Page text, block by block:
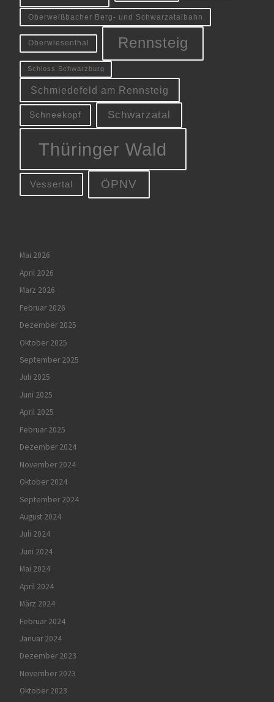
Oberweißbacher Berg- und Schwarzatalbahn
Oberwiesenthal Rennsteig
Schloss Schwarzburg
Schmiedefeld am Rennsteig
Schneekopf Schwarzatal
Thüringer Wald
Vessertal ÖPNV
Mai 2026
April 2026
März 2026
Februar 2026
Dezember 2025
Oktober 2025
September 2025
Juli 2025
Juni 2025
April 2025
Februar 2025
Dezember 2024
November 2024
Oktober 2024
September 2024
August 2024
Juli 2024
Juni 2024
Mai 2024
April 2024
März 2024
Februar 2024
Januar 2024
Dezember 2023
November 2023
Oktober 2023